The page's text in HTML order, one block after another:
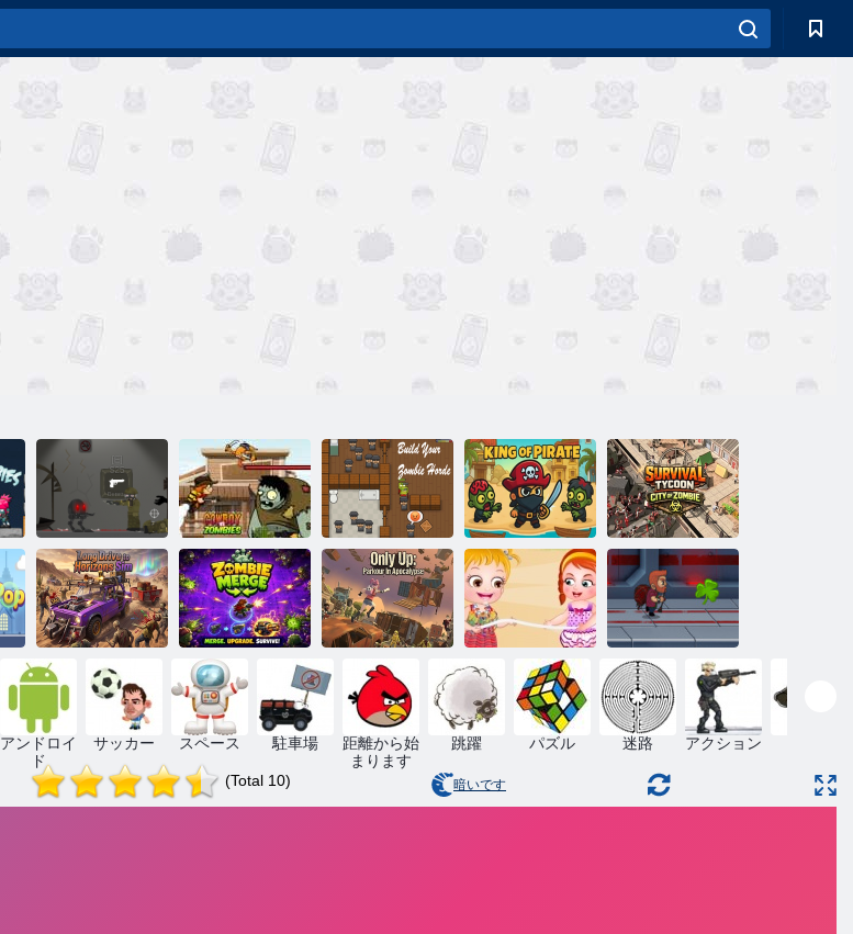
エッグボット
対ゾンビ
カウボーイvs
ゾンビ
ゾンビの大群
を構築する
海賊王
サバイバル タ
イクーン シテ
ィ オブ ゾンビ
Horizons Simへ
のロングドラ
ゾンビマージ
Only Up: 黙示
録のパルクー
ル
ベビーヘーゼ
ルビーチパー
ティー
Jetpackのマス
ター
アンドロイ
ド
サッカー スペース 駐車場
距離から始
まります
跳躍 パズル 迷路 アクション
(Total 10) 暗いです